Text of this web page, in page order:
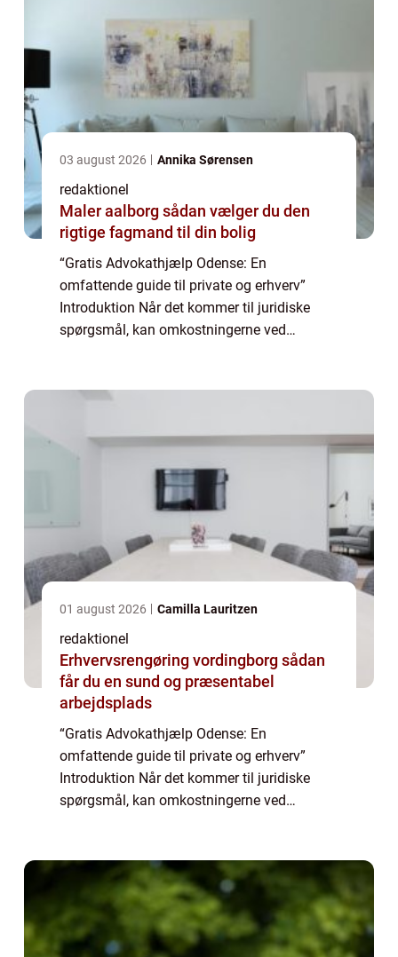
03 august 2026 Annika Sørensen
redaktionel
Maler aalborg sådan vælger du den
rigtige fagmand til din bolig
“Gratis Advokathjælp Odense: En
omfattende guide til private og erhverv”
Introduktion Når det kommer til juridiske
spørgsmål, kan omkostningerne ved
01 august 2026 Camilla Lauritzen
redaktionel
Erhvervsrengøring vordingborg sådan
får du en sund og præsentabel
arbejdsplads
“Gratis Advokathjælp Odense: En
omfattende guide til private og erhverv”
Introduktion Når det kommer til juridiske
spørgsmål, kan omkostningerne ved
muli...